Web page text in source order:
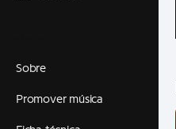
Sobre
Promover música